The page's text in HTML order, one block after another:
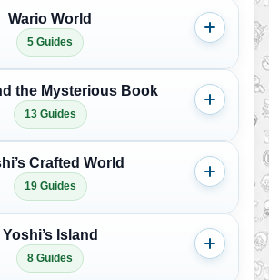
Wario World
5 Guides
the Mysterious Book
13 Guides
Crafted World
19 Guides
Yoshi’s Island
8 Guides